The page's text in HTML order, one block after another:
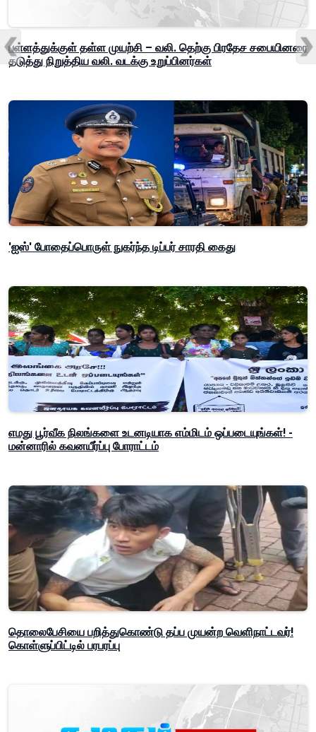
பள்ளத்துக்குள் தள்ள முயற்சி – வலி. தெற்கு பிரதேச சபையினரை
தடுத்து நிறுத்திய வலி. வடக்கு உறுப்பினர்கள்
'ஐஸ்' போதைப்பொருள் நுகர்ந்த டிப்பர் சாரதி கைது
எமது பூர்வீக நிலங்களை உடனடியாக எம்மிடம் ஒப்படையுங்கள்! -
மன்னாரில் கவனயீர்ப்பு போராட்டம்
தொலைபேசியை பறித்துகொண்டு தப்ப முயன்ற வெளிநாட்டவர்!
கொள்ளுப்பிட்டில் பரபரப்பு